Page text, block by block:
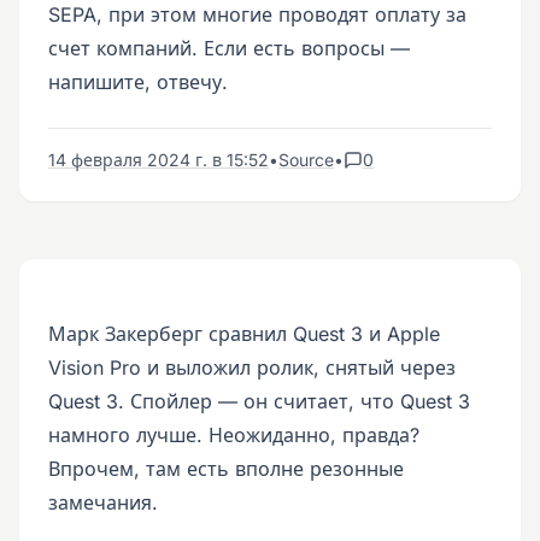
SEPA, при этом многие проводят оплату за
счет компаний. Если есть вопросы —
напишите, отвечу.
14 февраля 2024 г. в 15:52•Source• 0
Марк Закерберг сравнил Quest 3 и Apple
Vision Pro и выложил ролик, снятый через
Quest 3. Спойлер — он считает, что Quest 3
намного лучше. Неожиданно, правда?
Впрочем, там есть вполне резонные
замечания.